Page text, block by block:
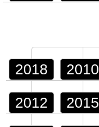
2018 2010
2012 2015